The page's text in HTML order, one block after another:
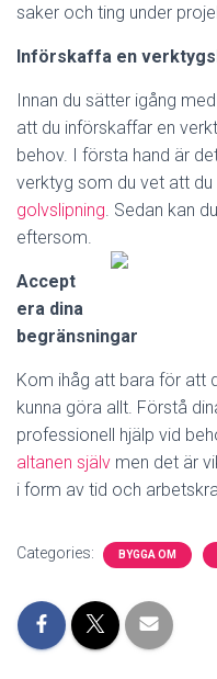
saker och ting under
Införskaffa en
Innan du sätter igång
att du införskaffar en
behov. I första hand är
verktyg som du vet att
golvslipning. Sedan kan
eftersom.
Accept
era dina
begränsningar
Kom ihåg att bara för att
kunna göra allt. Förstå
professionell hjälp vid
altanen själv men det är
i form av tid och
Categories: BYGGA OM